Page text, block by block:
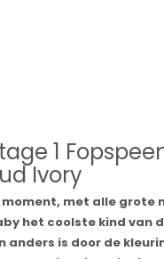
1
Ivory
met alle grote
het coolste kind van
is door de